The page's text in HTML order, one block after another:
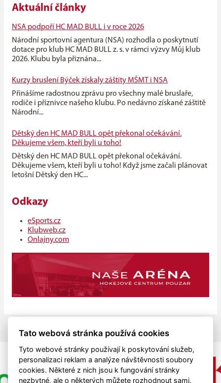
Aktuální články
NSA podpoří HC MAD BULL i v roce 2026
Národní sportovní agentura (NSA) rozhodla o poskytnutí
dotace pro klub HC MAD BULL z. s. v rámci výzvy Můj klub
2026. Klubu byla přiznána...
Kurzy bruslení Býček získaly záštity MŠMT i NSA
Přinášíme radostnou zprávu pro všechny malé bruslaře,
rodiče i příznivce našeho klubu. Po nedávno získané záštitě
Národní...
Dětský den HC MAD BULL opět překonal očekávání.
Děkujeme všem, kteří byli u toho!
Dětský den HC MAD BULL opět překonal očekávání.
Děkujeme všem, kteří byli u toho! Když jsme začali plánovat
letošní Dětský den HC...
Odkazy
eSports.cz
Klubweb.cz
Onlajny.com
Tato webová stránka používá cookies
Tyto webové stránky používají k poskytování služeb,
personalizaci reklam a analýze návštěvnosti soubory
cookies. Některé z nich jsou k fungování stránky
nezbytné, ale o některých můžete rozhodnout sami.